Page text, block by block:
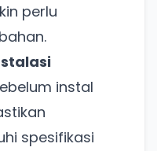
perlu
instal
spesifikasi